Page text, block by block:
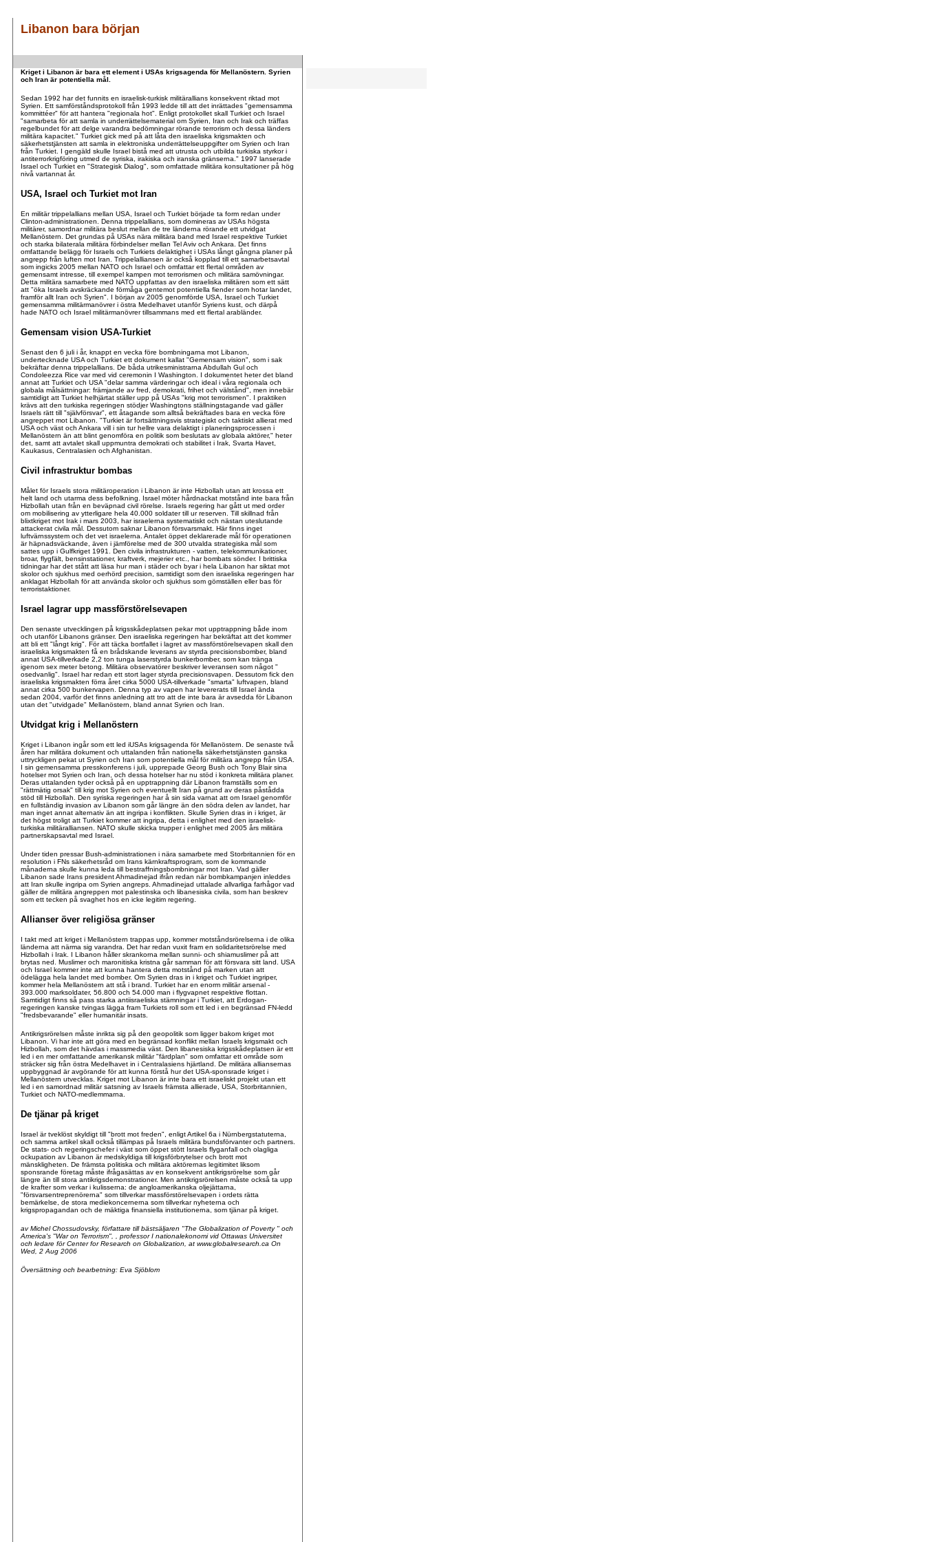
Libanon bara början
Kriget i Libanon är bara ett element i USAs krigsagenda för Mellanöstern. Syrien
och Iran är potentiella mål.
Sedan 1992 har det funnits en israelisk-turkisk militärallians konsekvent riktad mot
Syrien. Ett samförståndsprotokoll från 1993 ledde till att det inrättades "gemensamma
kommittéer" för att hantera "regionala hot". Enligt protokollet skall Turkiet och Israel
"samarbeta för att samla in underrättelsematerial om Syrien, Iran och Irak och träffas
regelbundet för att delge varandra bedömningar rörande terrorism och dessa länders
militära kapacitet." Turkiet gick med på att låta den israeliska krigsmakten och
säkerhetstjänsten att samla in elektroniska underrättelseuppgifter om Syrien och Iran
från Turkiet. I gengäld skulle Israel bistå med att utrusta och utbilda turkiska styrkor i
antiterrorkrigföring utmed de syriska, irakiska och iranska gränserna." 1997 lanserade
Israel och Turkiet en "Strategisk Dialog", som omfattade militära konsultationer på hög
nivå vartannat år.
USA, Israel och Turkiet mot Iran
En militär trippelallians mellan USA, Israel och Turkiet började ta form redan under
Clinton-administrationen. Denna trippelallians, som domineras av USAs högsta
militärer, samordnar militära beslut mellan de tre länderna rörande ett utvidgat
Mellanöstern. Det grundas på USAs nära militära band med Israel respektive Turkiet
och starka bilaterala militära förbindelser mellan Tel Aviv och Ankara. Det finns
omfattande belägg för Israels och Turkiets delaktighet i USAs långt gångna planer på
angrepp från luften mot Iran. Trippelalliansen är också kopplad till ett samarbetsavtal
som ingicks 2005 mellan NATO och Israel och omfattar ett flertal områden av
gemensamt intresse, till exempel kampen mot terrorismen och militära samövningar.
Detta militära samarbete med NATO uppfattas av den israeliska militären som ett sätt
att "öka Israels avskräckande förmåga gentemot potentiella fiender som hotar landet,
framför allt Iran och Syrien". I början av 2005 genomförde USA, Israel och Turkiet
gemensamma militärmanövrer i östra Medelhavet utanför Syriens kust, och därpå
hade NATO och Israel militärmanövrer tillsammans med ett flertal arabländer.
Gemensam vision USA-Turkiet
Senast den 6 juli i år, knappt en vecka före bombningarna mot Libanon,
undertecknade USA och Turkiet ett dokument kallat "Gemensam vision", som i sak
bekräftar denna trippelallians. De båda utrikesministrarna Abdullah Gul och
Condoleezza Rice var med vid ceremonin I Washington. I dokumentet heter det bland
annat att Turkiet och USA "delar samma värderingar och ideal i våra regionala och
globala målsättningar: främjande av fred, demokrati, frihet och välstånd", men innebär
samtidigt att Turkiet helhjärtat ställer upp på USAs "krig mot terrorismen". I praktiken
krävs att den turkiska regeringen stödjer Washingtons ställningstagande vad gäller
Israels rätt till "självförsvar", ett åtagande som alltså bekräftades bara en vecka före
angreppet mot Libanon. "Turkiet är fortsättningsvis strategiskt och taktiskt allierat med
USA och väst och Ankara vill i sin tur hellre vara delaktigt i planeringsprocessen i
Mellanöstern än att blint genomföra en politik som beslutats av globala aktörer," heter
det, samt att avtalet skall uppmuntra demokrati och stabilitet i Irak, Svarta Havet,
Kaukasus, Centralasien och Afghanistan.
Civil infrastruktur bombas
Målet för Israels stora militäroperation i Libanon är inte Hizbollah utan att krossa ett
helt land och utarma dess befolkning. Israel möter hårdnackat motstånd inte bara från
Hizbollah utan från en beväpnad civil rörelse. Israels regering har gått ut med order
om mobilisering av ytterligare hela 40.000 soldater till ur reserven. Till skillnad från
blixtkriget mot Irak i mars 2003, har israelerna systematiskt och nästan uteslutande
attackerat civila mål. Dessutom saknar Libanon försvarsmakt. Här finns inget
luftvärnssystem och det vet israelerna. Antalet öppet deklarerade mål för operationen
är häpnadsväckande, även i jämförelse med de 300 utvalda strategiska mål som
sattes upp i Gulfkriget 1991. Den civila infrastrukturen - vatten, telekommunikationer,
broar, flygfält, bensinstationer, kraftverk, mejerier etc., har bombats sönder. I brittiska
tidningar har det stått att läsa hur man i städer och byar i hela Libanon har siktat mot
skolor och sjukhus med oerhörd precision, samtidigt som den israeliska regeringen har
anklagat Hizbollah för att använda skolor och sjukhus som gömställen eller bas för
terroristaktioner.
Israel lagrar upp massförstörelsevapen
Den senaste utvecklingen på krigsskådeplatsen pekar mot upptrappning både inom
och utanför Libanons gränser. Den israeliska regeringen har bekräftat att det kommer
att bli ett "långt krig". För att täcka bortfallet i lagret av massförstörelsevapen skall den
israeliska krigsmakten få en brådskande leverans av styrda precisionsbomber, bland
annat USA-tillverkade 2,2 ton tunga laserstyrda bunkerbomber, som kan tränga
igenom sex meter betong. Militära observatörer beskriver leveransen som något "
osedvanlig". Israel har redan ett stort lager styrda precisionsvapen. Dessutom fick den
israeliska krigsmakten förra året cirka 5000 USA-tillverkade "smarta" luftvapen, bland
annat cirka 500 bunkervapen. Denna typ av vapen har levererats till Israel ända
sedan 2004, varför det finns anledning att tro att de inte bara är avsedda för Libanon
utan det "utvidgade" Mellanöstern, bland annat Syrien och Iran.
Utvidgat krig i Mellanöstern
Kriget i Libanon ingår som ett led iUSAs krigsagenda för Mellanöstern. De senaste två
åren har militära dokument och uttalanden från nationella säkerhetstjänsten ganska
uttryckligen pekat ut Syrien och Iran som potentiella mål för militära angrepp från USA.
I sin gemensamma presskonferens i juli, upprepade Georg Bush och Tony Blair sina
hotelser mot Syrien och Iran, och dessa hotelser har nu stöd i konkreta militära planer.
Deras uttalanden tyder också på en upptrappning där Libanon framställs som en
"rättmätig orsak" till krig mot Syrien och eventuellt Iran på grund av deras påstådda
stöd till Hizbollah. Den syriska regeringen har å sin sida varnat att om Israel genomför
en fullständig invasion av Libanon som går längre än den södra delen av landet, har
man inget annat alternativ än att ingripa i konflikten. Skulle Syrien dras in i kriget, är
det högst troligt att Turkiet kommer att ingripa, detta i enlighet med den israelisk-
turkiska militäralliansen. NATO skulle skicka trupper i enlighet med 2005 års militära
partnerskapsavtal med Israel.
Under tiden pressar Bush-administrationen i nära samarbete med Storbritannien för en
resolution i FNs säkerhetsråd om Irans kärnkraftsprogram, som de kommande
månaderna skulle kunna leda till bestraffningsbombningar mot Iran. Vad gäller
Libanon sade Irans president Ahmadinejad ifrån redan när bombkampanjen inleddes
att Iran skulle ingripa om Syrien angreps. Ahmadinejad uttalade allvarliga farhågor vad
gäller de militära angreppen mot palestinska och libanesiska civila, som han beskrev
som ett tecken på svaghet hos en icke legitim regering.
Allianser över religiösa gränser
I takt med att kriget i Mellanöstern trappas upp, kommer motståndsrörelserna i de olika
länderna att närma sig varandra. Det har redan vuxit fram en solidaritetsrörelse med
Hizbollah i Irak. I Libanon håller skrankorna mellan sunni- och shiamuslimer på att
brytas ned. Muslimer och maronitiska kristna går samman för att försvara sitt land. USA
och Israel kommer inte att kunna hantera detta motstånd på marken utan att
ödelägga hela landet med bomber. Om Syrien dras in i kriget och Turkiet ingriper,
kommer hela Mellanöstern att stå i brand. Turkiet har en enorm militär arsenal -
393.000 marksoldater, 56.800 och 54.000 man i flygvapnet respektive flottan.
Samtidigt finns så pass starka antiisraeliska stämningar i Turkiet, att Erdogan-
regeringen kanske tvingas lägga fram Turkiets roll som ett led i en begränsad FN-ledd
"fredsbevarande" eller humanitär insats.
Antikrigsrörelsen måste inrikta sig på den geopolitik som ligger bakom kriget mot
Libanon. Vi har inte att göra med en begränsad konflikt mellan Israels krigsmakt och
Hizbollah, som det hävdas i massmedia väst. Den libanesiska krigsskådeplatsen är ett
led i en mer omfattande amerikansk militär "färdplan" som omfattar ett område som
sträcker sig från östra Medelhavet in i Centralasiens hjärtland. De militära alliansernas
uppbyggnad är avgörande för att kunna förstå hur det USA-sponsrade kriget i
Mellanöstern utvecklas. Kriget mot Libanon är inte bara ett israeliskt projekt utan ett
led i en samordnad militär satsning av Israels främsta allierade, USA, Storbritannien,
Turkiet och NATO-medlemmarna.
De tjänar på kriget
Israel är tveklöst skyldigt till "brott mot freden", enligt Artikel 6a i Nürnbergstatuterna,
och samma artikel skall också tillämpas på Israels militära bundsförvanter och partners.
De stats- och regeringschefer i väst som öppet stött Israels flyganfall och olagliga
ockupation av Libanon är medskyldiga till krigsförbrytelser och brott mot
mänskligheten. De främsta politiska och militära aktörernas legitimitet liksom
sponsrande företag måste ifrågasättas av en konsekvent antikrigsrörelse som går
längre än till stora antikrigsdemonstrationer. Men antikrigsrörelsen måste också ta upp
de krafter som verkar i kulisserna: de angloamerikanska oljejättarna,
"försvarsentreprenörerna" som tillverkar massförstörelsevapen i ordets rätta
bemärkelse, de stora mediekoncernerna som tillverkar nyheterna och
krigspropagandan och de mäktiga finansiella institutionerna, som tjänar på kriget.
av Michel Chossudovsky, författare till bästsäljaren "The Globalization of Poverty " och
America's "War on Terrorism", , professor I nationalekonomi vid Ottawas Universitet
och ledare för Center for Research on Globalization, at www.globalresearch.ca On
Wed, 2 Aug 2006
Översättning och bearbetning: Eva Sjöblom